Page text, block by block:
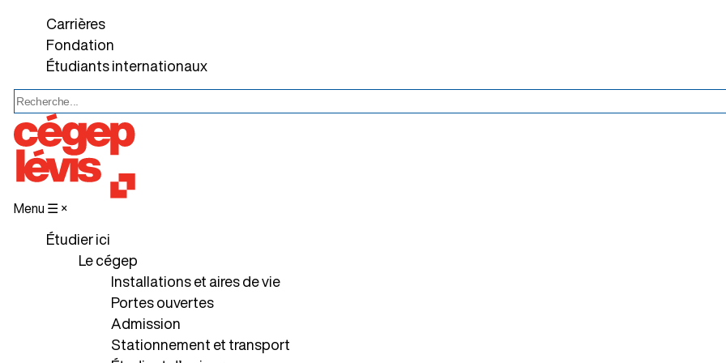
Carrières
Fondation
Étudiants internationaux
Menu ☰ ×
Étudier ici
Le cégep
Installations et aires de vie
Portes ouvertes
Admission
Stationnement et transport